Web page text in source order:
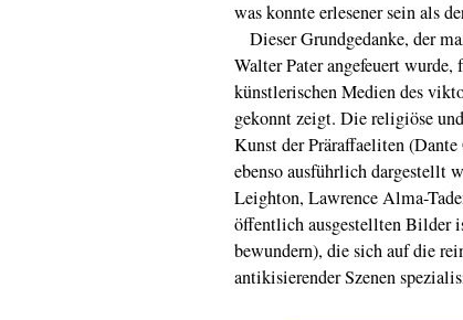
was konnte erlesener sein als
Dieser Grundgedanke, der
Walter Pater angefeuert
künstlerischen Medien des
gekonnt zeigt. Die religiöse
Kunst der Präraffaeliten
ebenso ausführlich dargestellt
Leighton, Lawrence Alma-
öffentlich ausgestellten Bilder
bewundern), die sich auf die
antikisierender Szenen